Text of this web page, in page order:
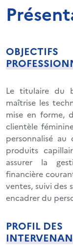
OBJECTIFS
Le titulaire du
maîtrise les
mise en forme,
clientèle
personnalisé
produits
assurer la
financière
ventes, suivi des
encadrer du
PROFIL DES